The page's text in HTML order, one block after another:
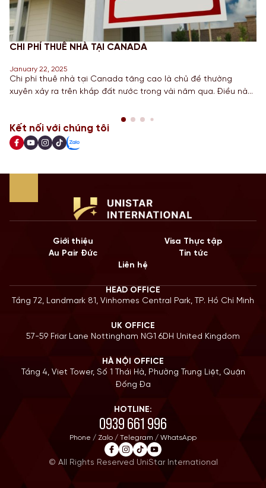
CHI PHÍ THUÊ NHÀ TẠI CANADA
January 22, 2025
Chi phí thuê nhà tại Canada tăng cao là chủ đề thường
xuyên xảy ra trên khắp đất nước trong vài năm qua. Điều này
bớt những chi phí này trong vài năm tới. Dựa trên những bước
đi gần đây nhất nhằm […]
Kết nối với chúng tôi
Giới thiệu
Visa Thực tập
Au Pair Đức
Tin tức
Liên hệ
HEAD OFFICE
Tầng 72, Landmark 81, Vinhomes Central Park, TP. Hồ Chí Minh
UK OFFICE
57-59 Friar Lane Nottingham NG1 6DH United Kingdom
HÀ NỘI OFFICE
Tầng 4, Viet Tower, Số 1 Thái Hà, Phường Trung Liệt, Quận
Đống Đa
HOTLINE:
0939 661 996
Phone / Zalo / Telegram / WhatsApp
© All Rights Reserved UniStar International